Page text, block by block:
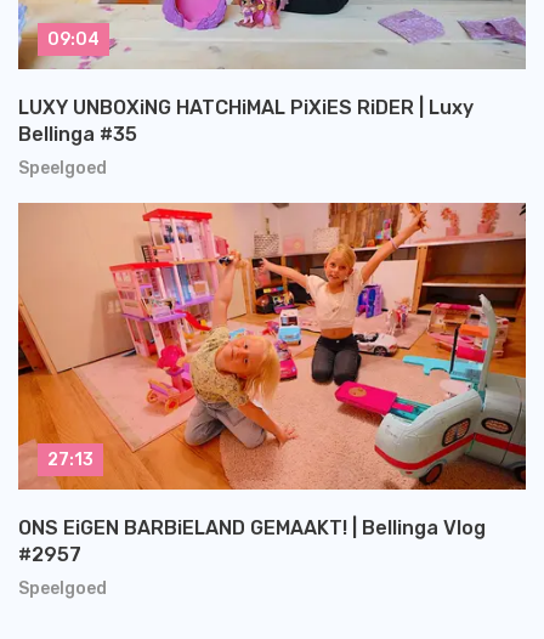
Speelgoed
LUXY UNBOXiNG HATCHiMAL PiXiES RiDER | Luxy
Bellinga #35
09:04
Speelgoed
ONS EiGEN BARBiELAND GEMAAKT! | Bellinga Vlog
#2957
27:13